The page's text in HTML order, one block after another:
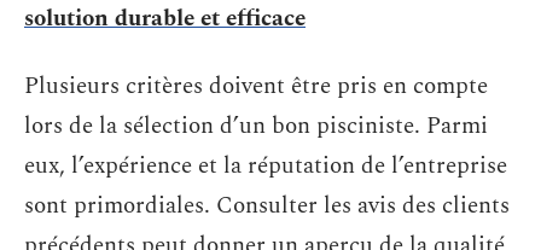
solution durable et efficace
Plusieurs critères doivent être pris en compte
lors de la sélection d’un bon pisciniste. Parmi
eux, l’expérience et la réputation de l’entreprise
sont primordiales. Consulter les avis des clients